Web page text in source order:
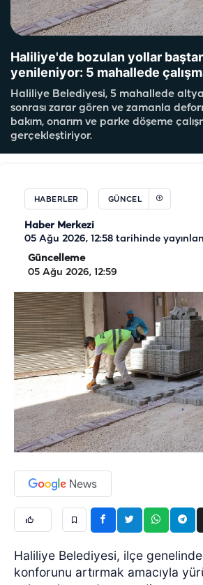
Haliliye'de bozulan yollar
yenileniyor: 5 mahallede
Haliliye Belediyesi, 5 mahallede
sonrası zarar gören ve zamanla
bakım, onarım ve parke döşeme
gerçekleştiriyor.
HABERLER GÜNCEL
Haber Merkezi
05 Ağu 2026, 12:58 tarihinde
Güncelleme
05 Ağu 2026, 12:59
Haliliye Belediyesi, ilçe genelinde
konforunu artırmak amacıyla